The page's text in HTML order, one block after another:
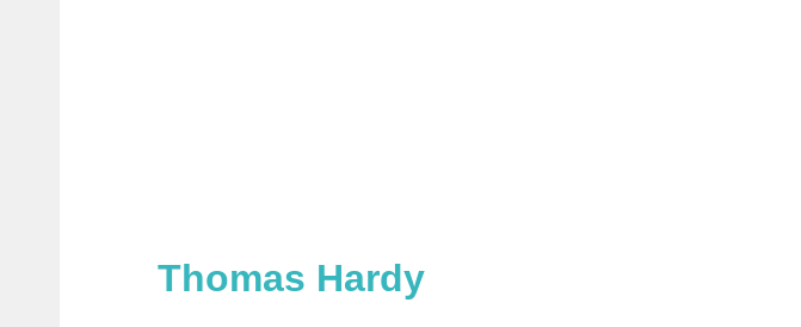
Thomas Hardy